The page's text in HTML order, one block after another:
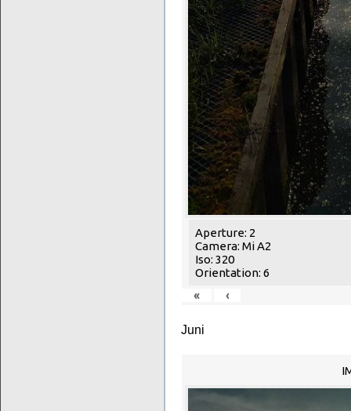
Aperture: 2
Camera: Mi A2
Iso: 320
Orientation: 6
«
‹
Juni